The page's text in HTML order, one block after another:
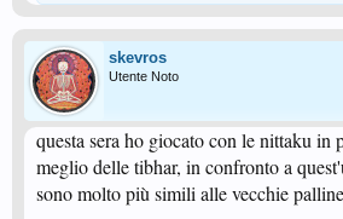
skevros
Utente Noto
questa sera ho giocato con le nittaku in
meglio delle tibhar, in confronto a
sono molto più simili alle vecchie